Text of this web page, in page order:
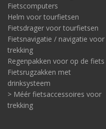
Fietscomputers
Helm voor tourfietsen
Fietsdrager voor tourfietsen
Fietsnavigatie / navigatie voor
trekking
Regenpakken voor op de fiets
Fietsrugzakken met
drinksysteem
> Méér fietsaccessoires voor
trekking